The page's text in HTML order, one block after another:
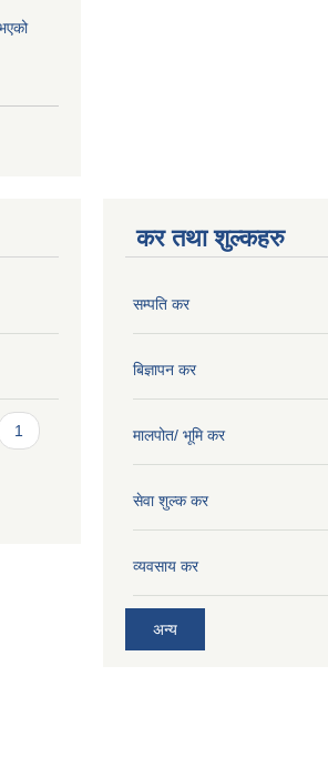
1
कर तथा शुल्कहरु
सम्पति कर
बिज्ञापन कर
मालपोत/ भूमि कर
सेवा शुल्क कर
व्यवसाय कर
अन्य